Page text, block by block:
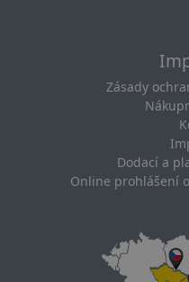
Zásady
Dodací a
Online prohlášení